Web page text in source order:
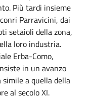
Più tardi insieme
Parravicini, dai
setaioli della zona,
loro industria.
Erba-Como,
in un avanzo
a quella della
al secolo XI.